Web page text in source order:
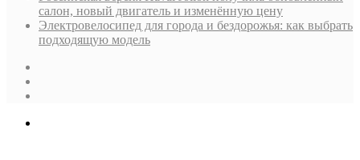
салон, новый двигатель и изменённую цену
Электровелосипед для города и бездорожья: как выбрать
подходящую модель